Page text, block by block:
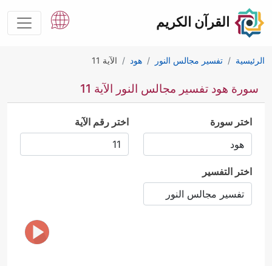
القرآن الكريم
الرئيسية تفسير مجالس النور هود الآية 11
سورة هود تفسير مجالس النور الآية 11
اختر سورة اختر رقم الآية
اختر التفسير